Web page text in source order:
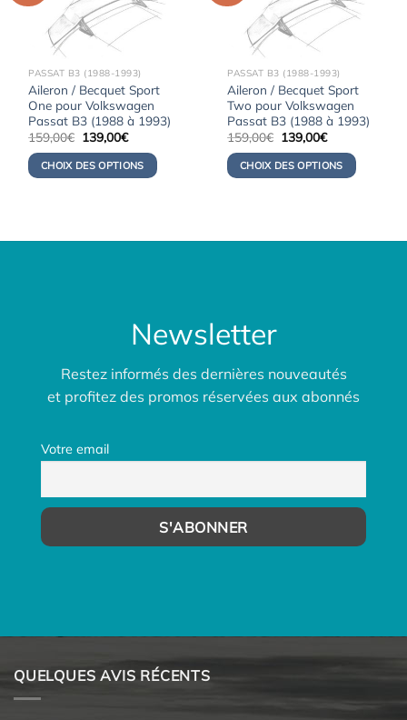
PASSAT B3 (1988-1993)
Aileron / Becquet Sport
One pour Volkswagen
Passat B3 (1988 à 1993)
159,00€ Le
initial
était :
159,00€.
139,00€Le
actuel
est :
139,00€.
CHOIX DES OPTIONS
PASSAT B3 (1988-1993)
Aileron / Becquet Sport
Two pour Volkswagen
Passat B3 (1988 à 1993)
159,00€ Le
initial
était :
159,00€.
139,00€Le
actuel
est :
139,00€.
CHOIX DES OPTIONS
Newsletter
Restez informés des dernières nouveautés
et profitez des promos réservées aux abonnés
Votre email
QUELQUES AVIS RÉCENTS